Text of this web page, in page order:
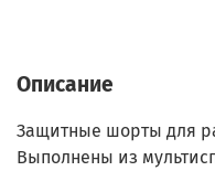
Описание
Защитные шорты для
Выполнены из